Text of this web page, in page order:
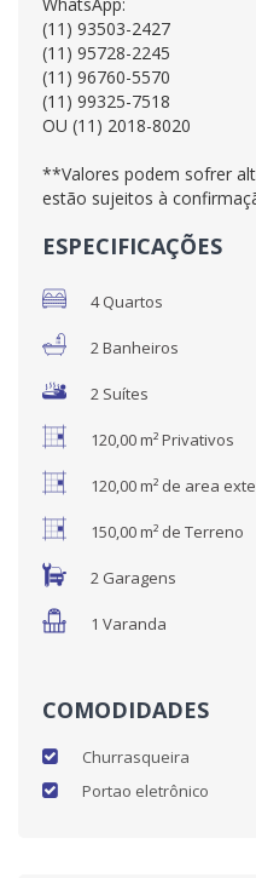
(11) 93503-2427
(11) 95728-2245
(11) 96760-5570
(11) 99325-7518
OU (11) 2018-8020
**Valores podem sofrer
estão sujeitos à
ESPECIFICAÇÕES
4 Quartos
2 Banheiros
2 Suítes
120,00 m² Privativos
120,00 m² de area
150,00 m² de Terreno
2 Garagens
1 Varanda
COMODIDADES
Churrasqueira
Portao eletrônico